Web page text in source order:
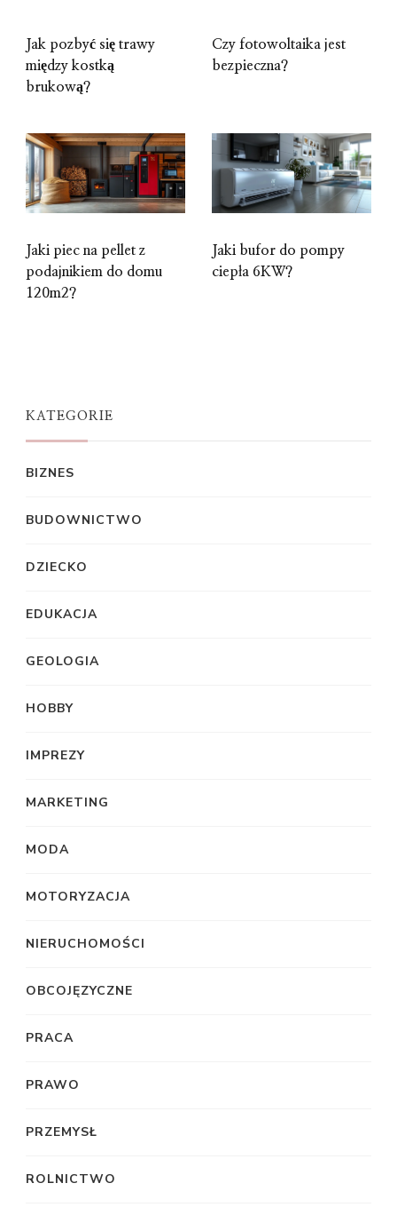
Jak pozbyć się trawy
między kostką
brukową?
Czy fotowoltaika jest
bezpieczna?
Jaki piec na pellet z
podajnikiem do domu
120m2?
Jaki bufor do pompy
ciepła 6KW?
KATEGORIE
BIZNES
BUDOWNICTWO
DZIECKO
EDUKACJA
GEOLOGIA
HOBBY
IMPREZY
MARKETING
MODA
MOTORYZACJA
NIERUCHOMOŚCI
OBCOJĘZYCZNE
PRACA
PRAWO
PRZEMYSŁ
ROLNICTWO